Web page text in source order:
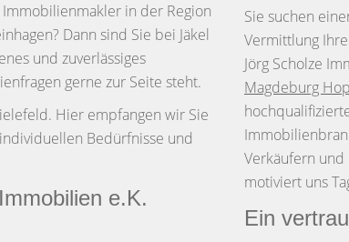
in der Region
Dann sind Sie bei Jäkel
und zuverlässiges
gerne zur Seite steht.
Hier empfangen wir Sie
Bedürfnisse und
e.K.
Sie suchen
Vermittlung
Jörg Scholze
Magdeburg
Verkäufern
motiviert uns
Ein